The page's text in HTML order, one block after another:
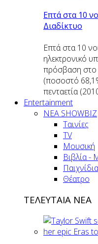
Επτά στα 10
Διαδίκτυο
Επτά στα 10
ηλεκτρονικό
πρόσβαση στο
(ποσοστό
πενταετία
Entertainment
ΝΕΑ SHOWBIZ
Ταινίες
TV
Μουσική
Βιβλία -
Θέατρο
ΤΕΛΕΥΤΑΙΑ ΝΕΑ